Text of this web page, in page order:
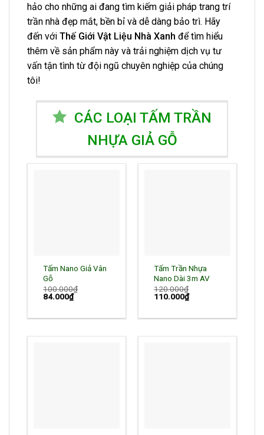
hảo cho những ai đang tìm kiếm giải pháp trang trí
trần nhà đẹp mắt, bền bỉ và dễ dàng bảo trì. Hãy
đến với Thế Giới Vật Liệu Nhà Xanh để tìm hiểu
thêm về sản phẩm này và trải nghiệm dịch vụ tư
vấn tận tình từ đội ngũ chuyên nghiệp của chúng
tôi!
CÁC LOẠI TẤM TRẦN
NHỰA GIẢ GỖ
Tấm Nano Giả Vân
Gỗ
100.000₫
Giá
100.000₫.
84.000₫Giá
hiện
là:
Tấm Trần Nhựa
Nano Dài 3m AV
120.000₫
Giá
120.000₫.
110.000₫Giá
hiện
là: